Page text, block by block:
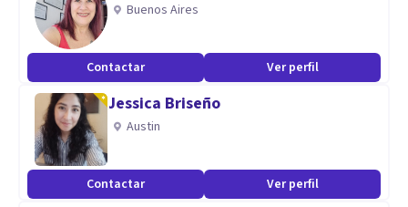
Buenos Aires
Contactar Ver perfil
Jessica Briseño
Austin
Contactar Ver perfil